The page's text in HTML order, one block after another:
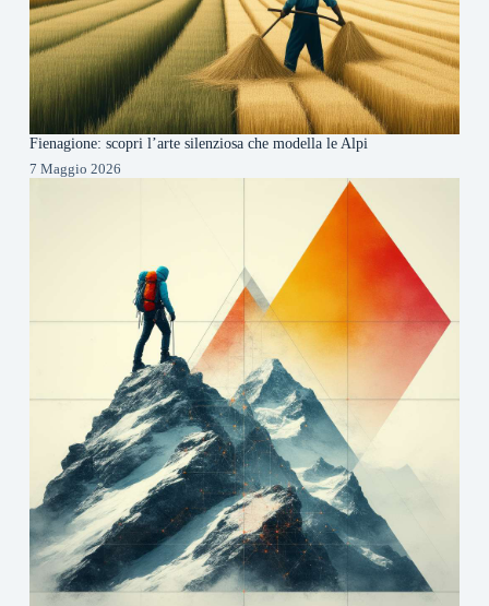
Fienagione: scopri l’arte silenziosa che modella le Alpi
7 Maggio 2026